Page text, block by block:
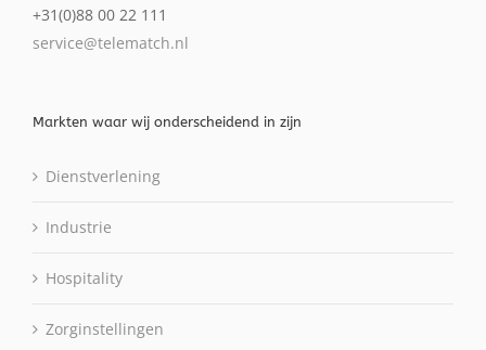
+31(0)88 00 22 111
service@telematch.nl
Markten waar wij onderscheidend in zijn
Dienstverlening
Industrie
Hospitality
Zorginstellingen